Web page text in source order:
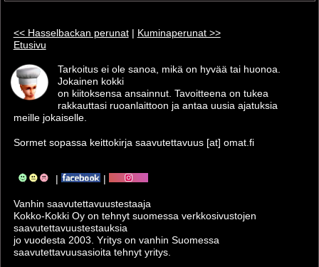
<< Hasselbackan perunat| Kuminaperunat >>
Etusivu
Tarkoitus ei ole sanoa, mikä on hyvää tai huonoa.
Jokainen kokki
on kiitoksensa ansainnut. Tavoitteena on tukea
rakkauttasi ruoanlaittoon ja antaa uusia ajatuksia
meille jokaiselle.
Sormet sopassa keittokirja saavutettavuus [at] omat.fi
Vanhin saavutettavuus­testaaja
Kokko-Kokki Oy on tehnyt suomessa verkkosivustojen
saavutettavuus­testauksia
jo vuodesta 2003. Yritys on vanhin Suomessa
saavutettavuusasioita tehnyt yritys.